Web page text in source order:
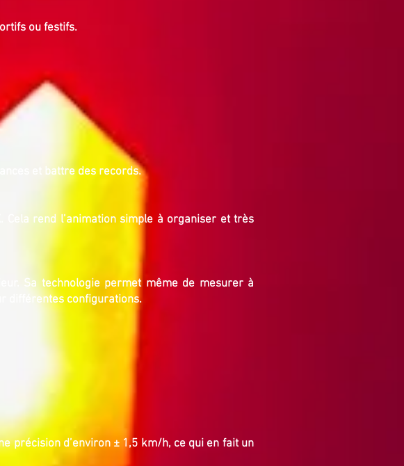
ou festifs.
et battre des records.
rend l’animation simple à organiser et très
Sa technologie permet même de mesurer à
différentes configurations.
précision d’environ ± 1,5 km/h, ce qui en fait un